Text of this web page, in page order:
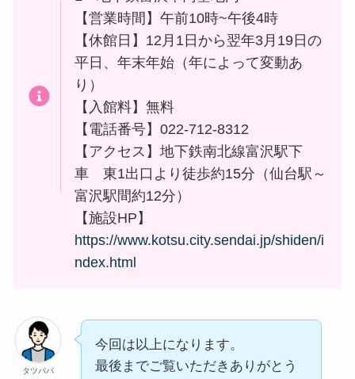
【営業時間】午前10時~午後4時
【休館日】12月1日から翌年3月19日の
平日、年末年始（年によって変動あ
り）
【入館料】無料
【電話番号】022-712-8312
【アクセス】地下鉄南北線富沢駅下
車 東1出口より徒歩約15分（仙台駅～
富沢駅間約12分）
【施設HP】
https://www.kotsu.city.sendai.jp/shiden/i
ndex.html
タツパパ
今回は以上になります。
最後までご覧いただきありがとう